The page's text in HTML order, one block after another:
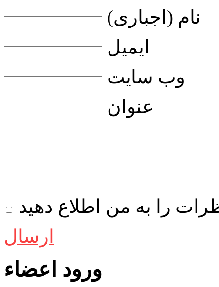
نام (اجباری)
ایمیل
وب سایت
عنوان
را به من اطلاع دهید
ارسال
ورود اعضاء